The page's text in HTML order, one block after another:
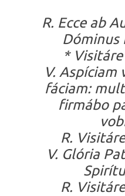
R. Ecce ab
Dóminus
*
V. Aspíciam
fáciam:
firmábo
R.
V. Glória
R.